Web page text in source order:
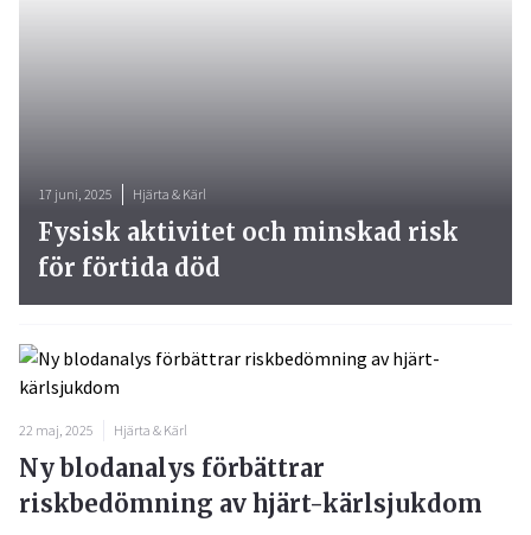
17 juni, 2025 Hjärta & Kärl
Fysisk aktivitet och minskad risk
för förtida död
22 maj, 2025 Hjärta & Kärl
Ny blodanalys förbättrar
riskbedömning av hjärt-kärlsjukdom